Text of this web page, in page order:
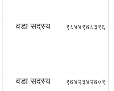
वडा सदस्य ९८४४९७८३९६
वडा सदस्य ९७४२३४२७०९